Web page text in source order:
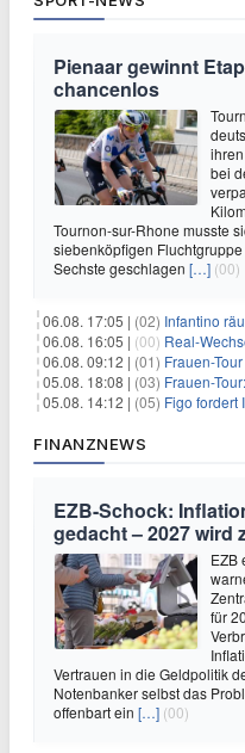
Pienaar gewinnt
chancenlos
bei
Tournon-sur-Rhone musste
siebenköpfigen
Sechste geschlagen […] (00)
06.08. 17:05 | (02) Infantino
06.08. 16:05 | (00) Real-
06.08. 09:12 | (01) Frauen-Tour
05.08. 18:08 | (03) Frauen-Tour:
05.08. 14:12 | (05) Figo fordert
FINANZNEWS
EZB-Schock:
gedacht – 2027 wird
EZB
für
Vertrauen in die Geldpolitik
Notenbanker selbst das
offenbart ein […] (00)